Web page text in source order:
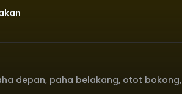
depan, paha belakang, otot bokong,